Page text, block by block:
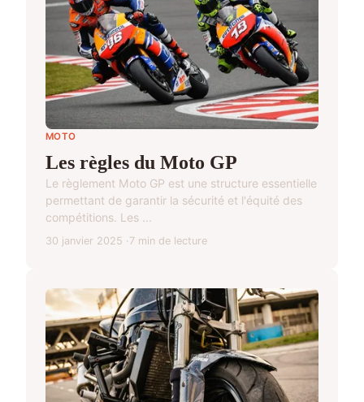
MOTO
Les règles du Moto GP
Le règlement Moto GP est une structure essentielle
permettant de garantir la sécurité et l'équité des
compétitions. Les ...
30 janvier 2025 7 min de lecture